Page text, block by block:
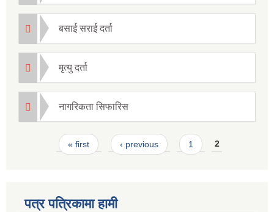
बसाई सराई दर्ता
मृत्यु दर्ता
नागरिकता सिफारिस
Pages« first ‹ previous 1 2
पत्र पत्रिकामा हामी